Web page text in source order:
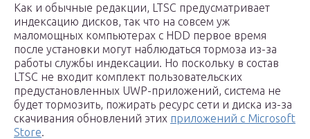
Как и обычные редакции, LTSC предусматривает
индексацию дисков, так что на совсем уж
маломощных компьютерах с HDD первое время
после установки могут наблюдаться тормоза из-за
работы службы индексации. Но поскольку в состав
LTSC не входит комплект пользовательских
предустановленных UWP-приложений, система не
будет тормозить, пожирать ресурс сети и диска из-за
скачивания обновлений этих приложений с Microsoft
Store.